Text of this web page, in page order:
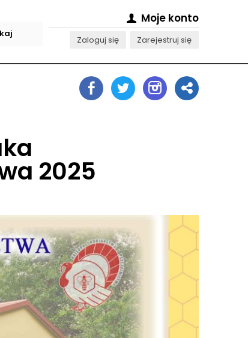
Moje konto
Zaloguj się Zarejestruj się
2025